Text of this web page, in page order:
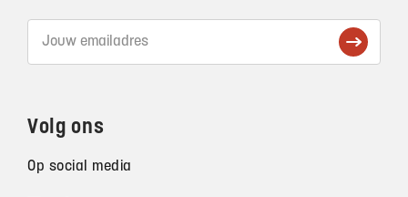
Volg ons
Op social media